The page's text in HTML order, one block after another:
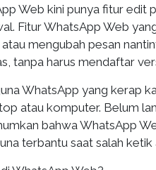
Web kini punya fitur edit
Fitur WhatsApp Web
mengubah pesan
tanpa harus mendaftar
WhatsApp yang kerap
atau komputer. Belum
bahwa WhatsApp
terbantu saat salah ketik